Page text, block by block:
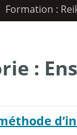
Formation :
: